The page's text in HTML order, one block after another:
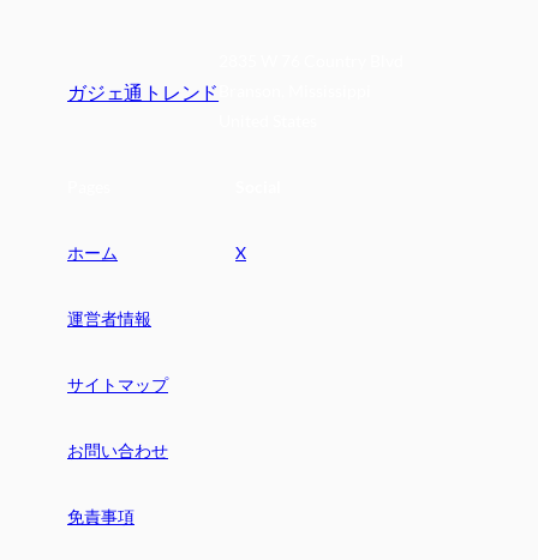
ガジェ通トレンド
ホーム
運営者情報
サイトマップ
お問い合わせ
免責事項
X